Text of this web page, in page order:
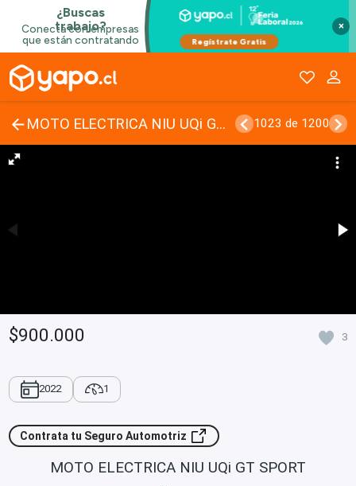
×
MOTO ELECTRICA NIU UQi GT SPORT 1023 de 1200
$900.000 3
2022 1
Contrata tu Seguro Automotriz
MOTO ELECTRICA NIU UQi GT SPORT